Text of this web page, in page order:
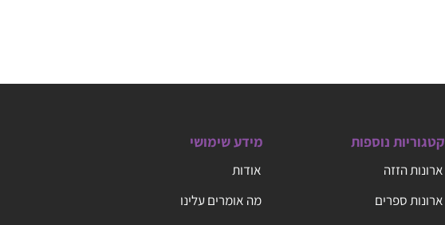
קטגוריות נוספות
ארונות הזזה
ארונות ספרים
מידע שימושי
אודות
מה אומרים עלינו